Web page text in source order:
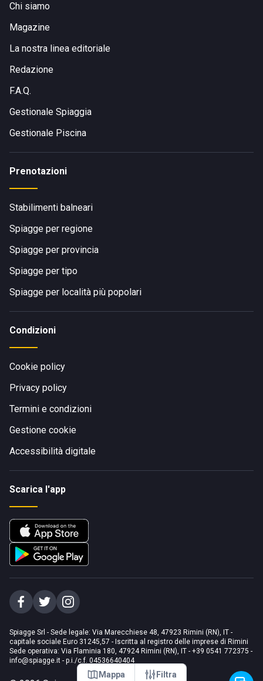
Mappa Filtra
Chi siamo
Magazine
La nostra linea editoriale
Redazione
F.A.Q.
Gestionale Spiaggia
Gestionale Piscina
Prenotazioni
Stabilimenti balneari
Spiagge per regione
Spiagge per provincia
Spiagge per tipo
Spiagge per località più popolari
Condizioni
Cookie policy
Privacy policy
Termini e condizioni
Gestione cookie
Accessibilità digitale
Scarica l'app
Spiagge Srl - Sede legale: Via Marecchiese 48, 47923 Rimini (RN), IT -
capitale sociale Euro 31245,57 - Iscritta al registro delle imprese di Rimini
Sede operativa: Via Flaminia 180, 47924 Rimini (RN), IT - +39 0541 772375 -
info@spiagge.it - p.i./c.f. 04536640404